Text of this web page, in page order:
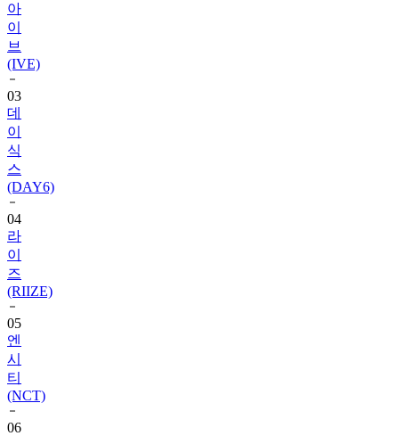
아
이
브
(IVE)
03
데
이
식
스
(DAY6)
04
라
이
즈
(RIIZE)
05
엔
시
티
(NCT)
06